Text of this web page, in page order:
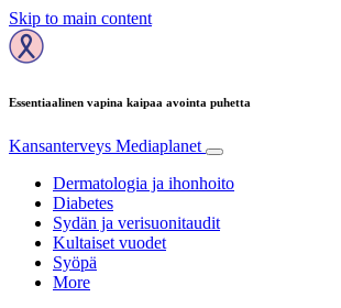
Skip to main content
Essentiaalinen vapina kaipaa avointa puhetta
Kansanterveys Mediaplanet
Dermatologia ja ihonhoito
Diabetes
Sydän ja verisuonitaudit
Kultaiset vuodet
Syöpä
More